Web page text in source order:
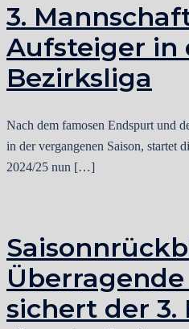
3.
Aufsteiger in
Bezirksliga
Nach dem famosen Endspurt und
in der vergangenen Saison, startet
2024/25 nun […]
sichert der